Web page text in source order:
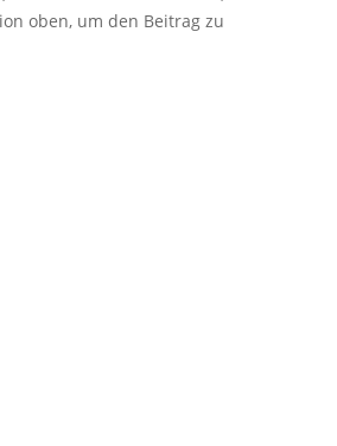
oben, um den Beitrag zu